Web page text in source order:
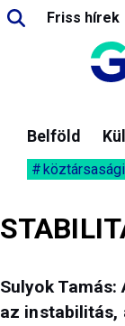
Friss hírek
Belföld
Sulyok
az instabilitás,